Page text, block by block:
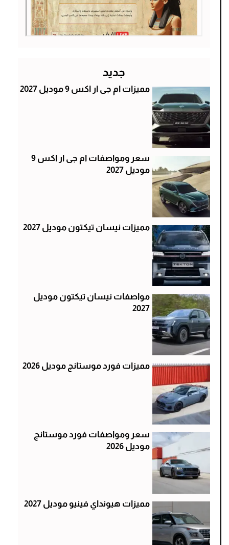
جديد
مميزات ام جى ار اكس 9 موديل 2027
سعر ومواصفات ام جى ار اكس 9
موديل 2027
مميزات نيسان تيكتون موديل 2027
مواصفات نيسان تيكتون موديل
2027
مميزات فورد موستانج موديل 2026
سعر ومواصفات فورد موستانج
موديل 2026
مميزات هيونداي فينيو موديل 2027